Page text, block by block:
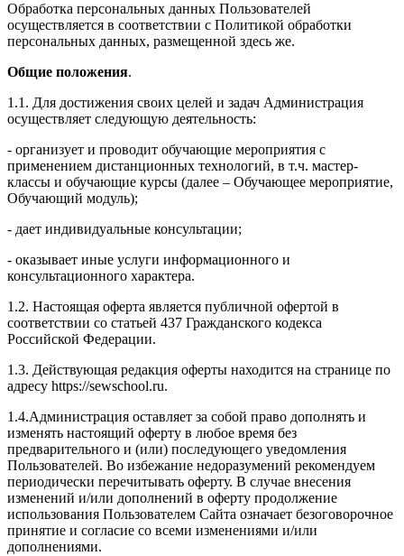
Обработка персональных данных Пользователей
осуществляется в соответствии с Политикой обработки
персональных данных, размещенной здесь же.
Общие положения.
1.1. Для достижения своих целей и задач Администрация
осуществляет следующую деятельность:
- организует и проводит обучающие мероприятия с
применением дистанционных технологий, в т.ч. мастер-
классы и обучающие курсы (далее – Обучающее мероприятие,
Обучающий модуль);
- дает индивидуальные консультации;
- оказывает иные услуги информационного и
консультационного характера.
1.2. Настоящая оферта является публичной офертой в
соответствии со статьей 437 Гражданского кодекса
Российской Федерации.
1.3. Действующая редакция оферты находится на странице по
адресу https://sewschool.ru.
1.4.Администрация оставляет за собой право дополнять и
изменять настоящий оферту в любое время без
предварительного и (или) последующего уведомления
Пользователей. Во избежание недоразумений рекомендуем
периодически перечитывать оферту. В случае внесения
изменений и/или дополнений в оферту продолжение
использования Пользователем Сайта означает безоговорочное
принятие и согласие со всеми изменениями и/или
дополнениями.